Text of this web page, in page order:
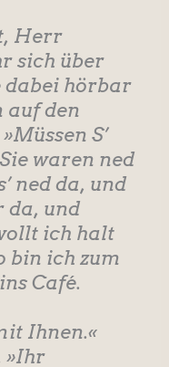
Herr
sich über
dabei hörbar
auf den
S’
waren ned
ned da, und
da, und
ich halt
bin ich zum
Café.
Ihnen.«
»Ihr